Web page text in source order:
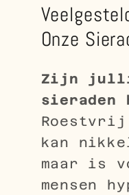
Onze
Zijn
sieraden
Roestvrij
kan
maar is
mensen